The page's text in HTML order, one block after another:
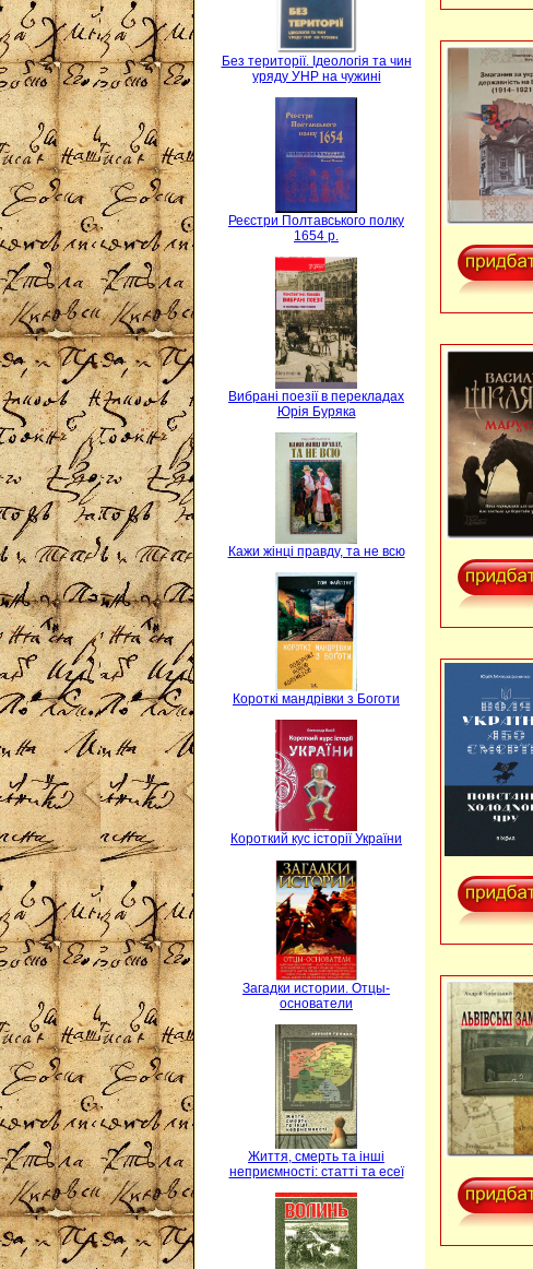
Без території. Ідеологія та чин
уряду УНР на чужині
Реєстри Полтавського полку
1654 р.
Вибрані поезії в перекладах
Юрія Буряка
Кажи жінці правду, та не всю
Короткі мандрівки з Боготи
Короткий кус історії України
Загадки истории. Отцы-
основатели
Життя, смерть та інші
неприємності: статті та есеї